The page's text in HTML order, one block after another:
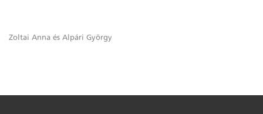
Zoltai Anna és Alpári György